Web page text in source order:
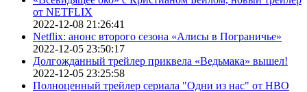
от NETFLIX
2022-12-08 21:26:41
Netflix: анонс второго сезона «Алисы в Пограничье»
2022-12-05 23:50:17
Долгожданный трейлер приквела «Ведьмака» вышел!
2022-12-05 23:25:58
Полноценный трейлер сериала "Одни из нас" от HBO